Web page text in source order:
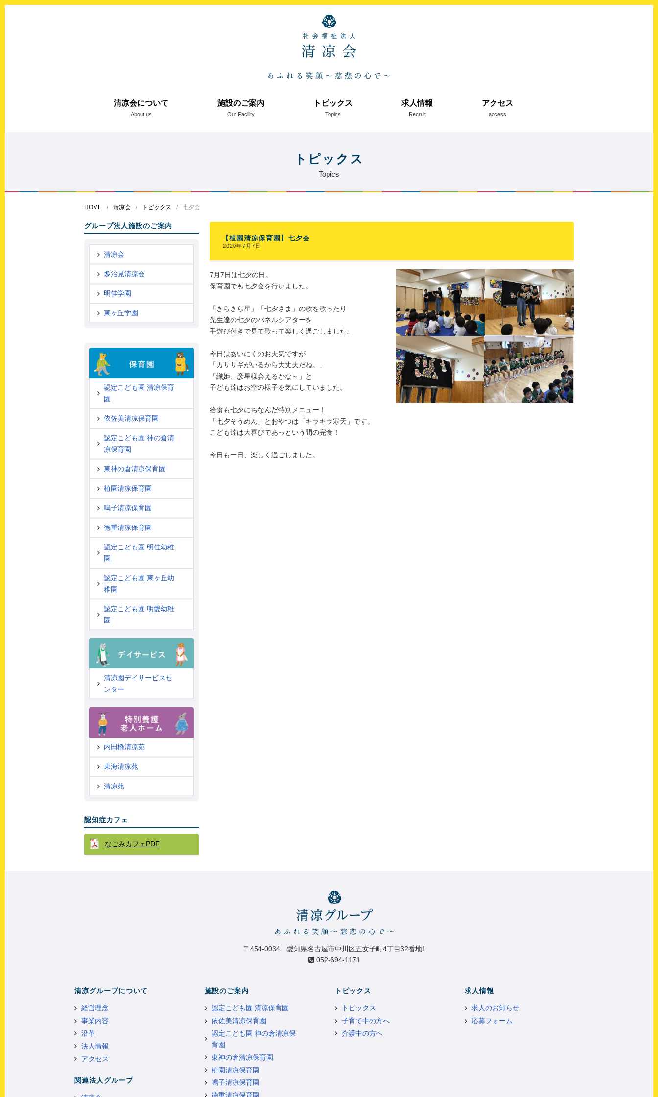
清凉会について
About us
施設のご案内
Our Facility
トピックス
Topics
求人情報
Recruit
アクセス
access
トピックス
Topics
HOME 清凉会 トピックス 七夕会
グループ法人施設のご案内
清凉会
多治見清凉会
明佳学園
東ヶ丘学園
認定こども園 清凉保育
園
依佐美清凉保育園
認定こども園 神の倉清
凉保育園
東神の倉清凉保育園
植園清凉保育園
鳴子清凉保育園
徳重清凉保育園
認定こども園 明佳幼稚
園
認定こども園 東ヶ丘幼
稚園
認定こども園 明愛幼稚
園
清凉園デイサービスセ
ンター
内田橋清凉苑
東海清凉苑
清凉苑
認知症カフェ
なごみカフェPDF
【植園清凉保育園】七夕会
2020年7月7日
7月7日は七夕の日。
保育園でも七夕会を行いました。
「きらきら星」「七夕さま」の歌を歌ったり
先生達の七夕のパネルシアターを
手遊び付きで見て歌って楽しく過ごしました。
今日はあいにくのお天気ですが
「カササギがいるから大丈夫だね。」
「織姫、彦星様会えるかな～」と
子ども達はお空の様子を気にしていました。
給食も七夕にちなんだ特別メニュー！
「七夕そうめん」とおやつは「キラキラ寒天」です。
こども達は大喜びであっという間の完食！
今日も一日、楽しく過ごしました。
〒454-0034 愛知県名古屋市中川区五女子町4丁目32番地1
052-694-1171
清凉グループについて
経営理念
事業内容
沿革
法人情報
アクセス
関連法人グループ
施設のご案内
認定こども園 清凉保育園
依佐美清凉保育園
認定こども園 神の倉清凉保
育園
東神の倉清凉保育園
植園清凉保育園
鳴子清凉保育園
徳重清凉保育園
トピックス
トピックス
子育て中の方へ
介護中の方へ
求人情報
求人のお知らせ
応募フォーム